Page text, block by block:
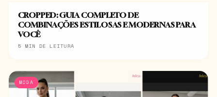
CROPPED: GUIA COMPLETO DE
COMBINAÇÕES ESTILOSAS E MODERNAS PARA
VOCÊ
5 MIN DE LEITURA
MODA